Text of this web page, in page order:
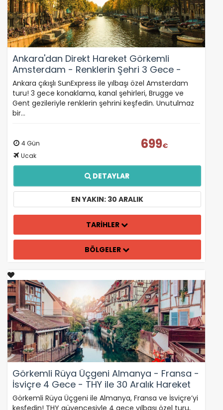
gereklidir. Bu çerezler olmadan site düzgün çalışmaz
ve devre dışı bırakılamaz.
İstatistik Çerezleri
Ziyaretçilerin siteyi nasıl kullandığını anonim olarak
ölçeriz. Hangi sayfaların popüler olduğunu ve
kullanıcıların nerede zorluk yaşadığını anlamamıza
yardımcı olur.
Pazarlama Çerezleri
Size ve ilgi alanlarınıza uygun reklamlar göstermek
için kullanılır. Kapatırsanız reklamları görmeye devam
edersiniz, ancak daha az alakalı olabilirler.
Ankara'dan Direkt Hareket Görkemli
Amsterdam - Renklerin Şehri 3 Gece -
SunExpress ile 30 Aralık (Yılbaşı Özel)
Ankara çıkışlı SunExpress ile yılbaşı özel Amsterdam
turu! 3 gece konaklama, kanal şehirleri, Brugge ve
Gent gezileriyle renklerin şehrini keşfedin. Unutulmaz
bir…
4 Gün
Ucak
699€
DETAYLAR
EN YAKIN: 30 ARALIK
TARİHLER
BÖLGELER
Görkemli Rüya Üçgeni Almanya - Fransa -
İsviçre 4 Gece - THY ile 30 Aralık Hareket
(2026 Yılbaşı Özel)
Görkemli Rüya Üçgeni ile Almanya, Fransa ve İsviçre’yi
keşfedin! THY güvencesiyle 4 gece yılbaşı özel turu,